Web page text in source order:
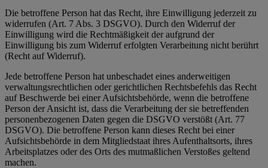
Die betroffene Person hat das Recht, ihre Einwilligung jederzeit zu
widerrufen (Art. 7 Abs. 3 DSGVO). Durch den Widerruf der
Einwilligung wird die Rechtmäßigkeit der aufgrund der
Einwilligung bis zum Widerruf erfolgten Verarbeitung nicht berührt
(Recht auf Widerruf).
Jede betroffene Person hat unbeschadet eines anderweitigen
verwaltungsrechtlichen oder gerichtlichen Rechtsbefehls das Recht
auf Beschwerde bei einer Aufsichtsbehörde, wenn die betroffene
Person der Ansicht ist, dass die Verarbeitung der sie betreffenden
personenbezogenen Daten gegen die DSGVO verstößt (Art. 77
DSGVO). Die betroffene Person kann dieses Recht bei einer
Aufsichtsbehörde in dem Mitgliedstaat ihres Aufenthaltsorts, ihres
Arbeitsplatzes oder des Orts des mutmaßlichen Verstoßes geltend
machen.